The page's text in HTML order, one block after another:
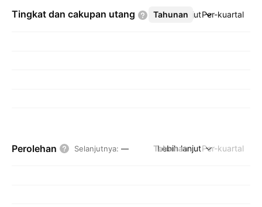
Tingkat dan cakupan utang Tahunan Per-kuartal
Lebih lanjut
Perolehan Selanjutnya: — Tahunan Per-kuartal
Lebih lanjut